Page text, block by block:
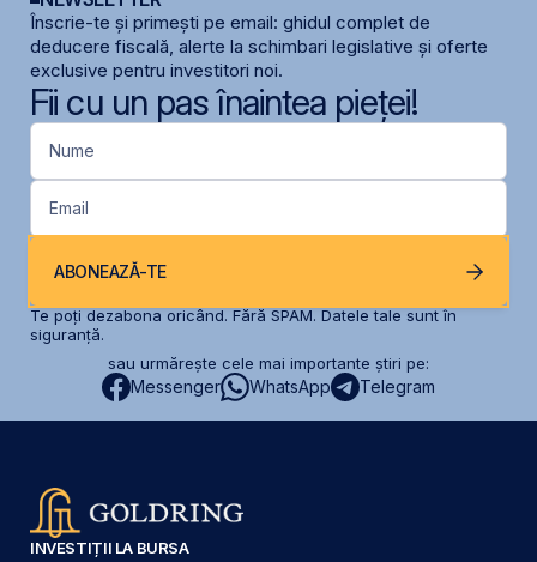
Înscrie-te și primești pe email: ghidul complet de
deducere fiscală, alerte la schimbari legislative și oferte
exclusive pentru investitori noi.
Fii cu un pas înaintea pieței!
Nume
Email
ABONEAZĂ-TE
Te poți dezabona oricând. Fără SPAM. Datele tale sunt în
siguranță.
sau urmărește cele mai importante știri pe:
Messenger WhatsApp Telegram
INVESTIȚII LA BURSA